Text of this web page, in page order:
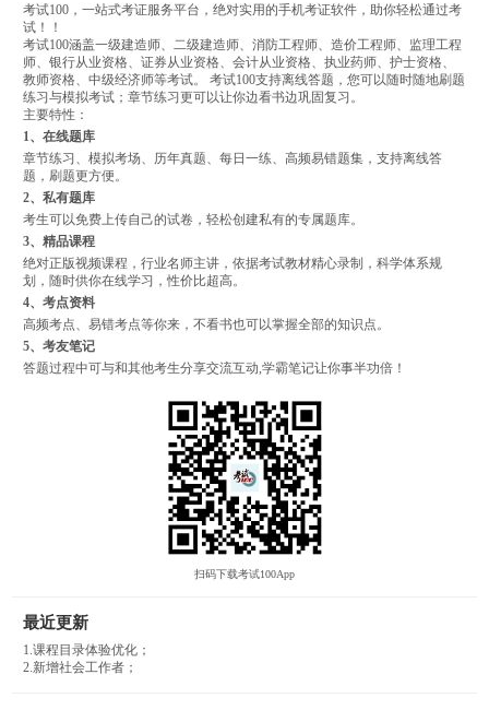
考试100，一站式考证服务平台，绝对实用的手机考证软件，助你轻松通过考
试！！
考试100涵盖一级建造师、二级建造师、消防工程师、造价工程师、监理工程
师、银行从业资格、证券从业资格、会计从业资格、执业药师、护士资格、
教师资格、中级经济师等考试。 考试100支持离线答题，您可以随时随地刷题
练习与模拟考试；章节练习更可以让你边看书边巩固复习。
主要特性：
1、在线题库
章节练习、模拟考场、历年真题、每日一练、高频易错题集，支持离线答
题，刷题更方便。
2、私有题库
考生可以免费上传自己的试卷，轻松创建私有的专属题库。
3、精品课程
绝对正版视频课程，行业名师主讲，依据考试教材精心录制，科学体系规
划，随时供你在线学习，性价比超高。
4、考点资料
高频考点、易错考点等你来，不看书也可以掌握全部的知识点。
5、考友笔记
答题过程中可与和其他考生分享交流互动,学霸笔记让你事半功倍！
扫码下载考试100App
最近更新
1.课程目录体验优化；
2.新增社会工作者；